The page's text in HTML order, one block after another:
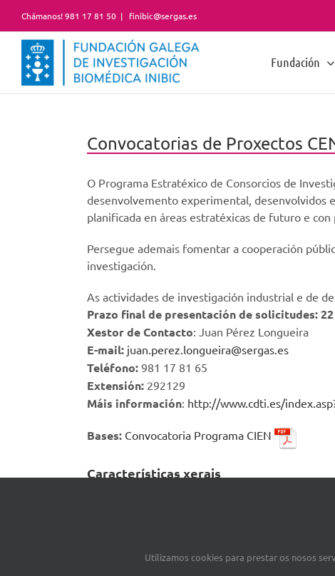
content
Chámanos! 981 17 81 50 | finibic@sergas.es
Fundación
Convocatorias de Proxectos
O Programa Estratéxico de Consorcios de
desenvolvemento experimental, desenvolvidos
planificada en áreas estratéxicas de futuro e
Persegue ademais fomentar a cooperación
investigación.
As actividades de investigación industrial e de
Prazo final de presentación de solicitudes:
Xestor de Contacto: Juan Pérez Longueira
E-mail: juan.perez.longueira@sergas.es
Teléfono: 981 17 81 65
Extensión: 292129
Máis información: http://www.cdti.es/
Bases: Convocatoria Programa CIEN
Características xerais
Utilizamos cookies para prestar os nosos